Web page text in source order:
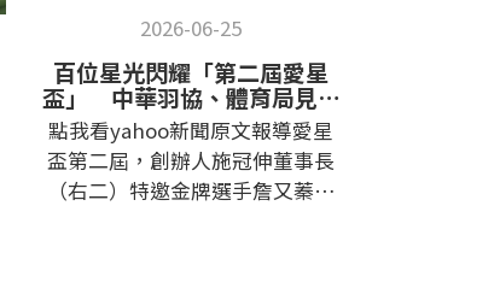
2026-06-25
百位星光閃耀「第二屆愛星
盃」 中華羽協、體育局見證
羽球「全自動黑科技」！
點我看yahoo新聞原文報導愛星
盃第二屆，創辦人施冠伸董事長
（右二）特邀金牌選手詹又蓁、